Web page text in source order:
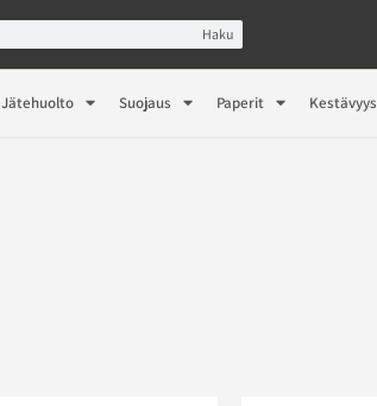
Haku
Jätehuolto Suojaus Paperit Kestävyys